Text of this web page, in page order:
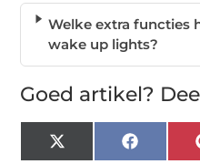
Welke extra functies
wake up lights?
Goed artikel?
X